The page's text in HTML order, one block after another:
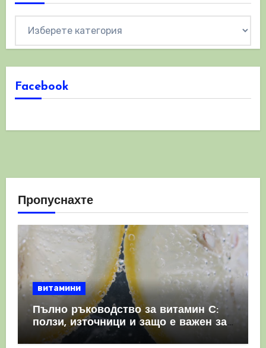
Facebook
Пропуснахте
витамини
Пълно ръководство за витамин С:
ползи, източници и защо е важен за
имунната система